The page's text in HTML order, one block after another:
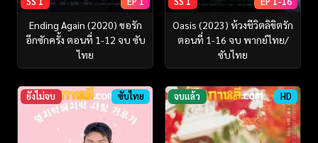
Ending Again (2020) ขอรัก
อีกซักครั้ง ตอนที่ 1-12 จบ ซับ
ไทย
Oasis (2023) ห้วงชีวิตลิขิตรัก
ตอนที่ 1-16 จบ พากย์ไทย/
ซับไทย
ยังไม่จบ ซับไทย จบแล้ว HD